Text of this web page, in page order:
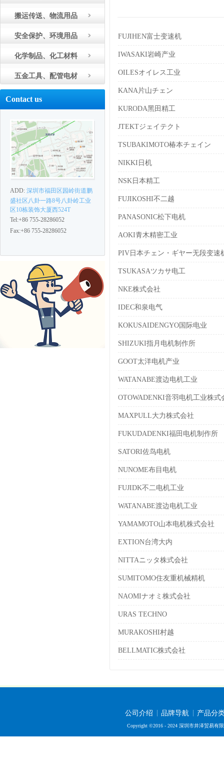
搬运传送、物流用品
安全保护、环境用品
化学制品、化工材料
五金工具、配管电材
Contact us
ADD: 深圳市福田区园岭街道鹏
盛社区八卦一路8号八卦岭工业
区10栋装饰大厦西524T
Tel:+86 755-28286052
Fax:+86 755-28286052
FUJIHEN富士变速机
IWASAKI岩崎产业
OILESオイレス工业
KANA片山チェン
KURODA黑田精工
JTEKTジェイテクト
TSUBAKIMOTO椿本チェイン
NIKKI日机
NSK日本精工
FUJIKOSHI不二越
PANASONIC松下电机
AOKI青木精密工业
PIV日本チェン・ギヤー无段变速
TSUKASAツカサ电工
NKE株式会社
IDEC和泉电气
KOKUSAIDENGYO国际电业
SHIZUKI指月电机制作所
GOOT太洋电机产业
WATANABE渡边电机工业
OTOWADENKI音羽电机工业株式
MAXPULL大力株式会社
FUKUDADENKI福田电机制作所
SATORI佐鸟电机
NUNOME布目电机
FUJIDK不二电机工业
WATANABE渡边电机工业
YAMAMOTO山本电机株式会社
EXTION台湾大内
NITTAニッタ株式会社
SUMITOMO住友重机械精机
NAOMIナオミ株式会社
URAS TECHNO
MURAKOSHI村越
BELLMATIC株式会社
公司介绍 品牌导航 产品分
Copyright ©2016 - 2024 深圳市井泽贸易有